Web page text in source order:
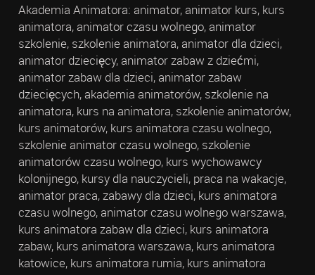
Akademia Animatora: animator, animator kurs, kurs
animatora, animator czasu wolnego, animator
szkolenie, szkolenie animatora, animator dla dzieci,
animator dziecięcy, animator zabaw z dziećmi,
animator zabaw dla dzieci, animator zabaw
dziecięcych, akademia animatorów, szkolenie na
animatora, kurs na animatora, szkolenie animatorów,
kurs animatorów, kurs animatora czasu wolnego,
szkolenie animator czasu wolnego, szkolenie
animatorów czasu wolnego, kurs wychowawcy
kolonijnego, kursy dla nauczycieli, praca na wakacje,
animator praca, zabawy dla dzieci, kurs animatora
czasu wolnego, animator czasu wolnego warszawa,
kurs animatora zabaw dla dzieci, kurs animatora
zabaw, kurs animatora warszawa, kurs animatora
katowice, kurs animatora rumia, kurs animatora